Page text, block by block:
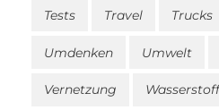
Tests Travel Trucks
Umdenken Umwelt
Vernetzung Wasserstoff